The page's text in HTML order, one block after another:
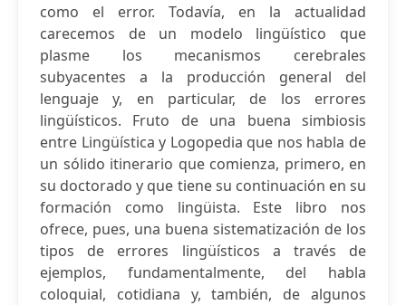
como el error. Todavía, en la actualidad
carecemos de un modelo lingüístico que
plasme los mecanismos cerebrales
subyacentes a la producción general del
lenguaje y, en particular, de los errores
lingüísticos. Fruto de una buena simbiosis
entre Lingüística y Logopedia que nos habla de
un sólido itinerario que comienza, primero, en
su doctorado y que tiene su continuación en su
formación como lingüista. Este libro nos
ofrece, pues, una buena sistematización de los
tipos de errores lingüísticos a través de
ejemplos, fundamentalmente, del habla
coloquial, cotidiana y, también, de algunos